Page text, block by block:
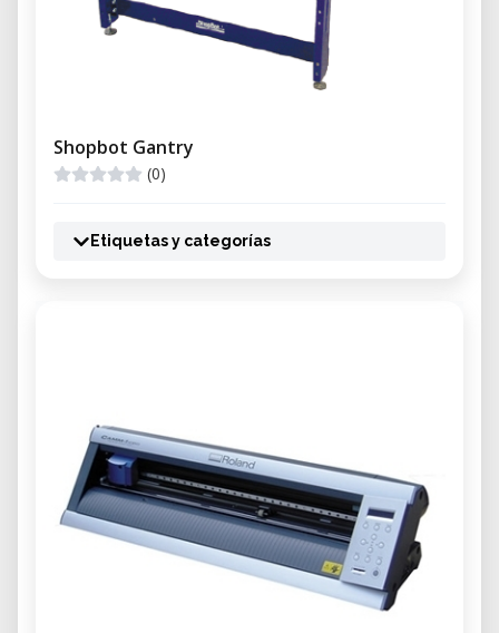
Shopbot Gantry
(0)
Etiquetas y categorías